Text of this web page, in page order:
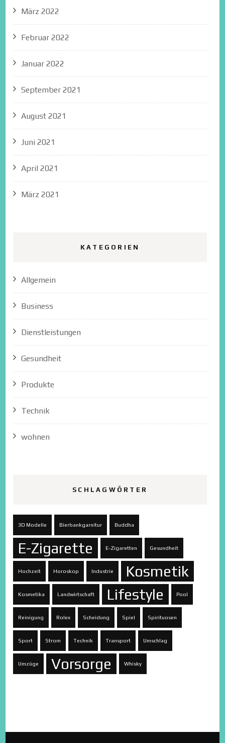
März 2022
Februar 2022
Januar 2022
September 2021
August 2021
Juni 2021
April 2021
März 2021
KATEGORIEN
Allgemein
Business
Dienstleistungen
Gesundheit
Produkte
Technik
wohnen
SCHLAGWÖRTER
3D Modelle Bierbankgarnitur Buddha
E-Zigarette E-Zigaretten Gesundheit
Hochzeit Horoskop Industrie Kosmetik
Kosmetika Landwirtschaft Lifestyle Pool
Reinigung Rolex Scheidung Spiel Spirituosen
Sport Strom Technik Transport Umschlag
Umzüge Vorsorge Whisky